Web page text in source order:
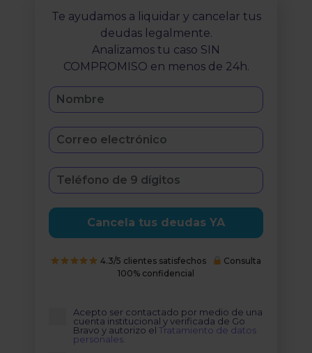
Te ayudamos a liquidar y cancelar tus
deudas legalmente.
Analizamos tu caso SIN
COMPROMISO en menos de 24h.
Cancela tus deudas YA
4.3/5 clientes satisfechos
Consulta
100% confidencial
Acepto ser contactado por medio de una
cuenta institucional y verificada de Go
Bravo y autorizo el Tratamiento de datos
personales.